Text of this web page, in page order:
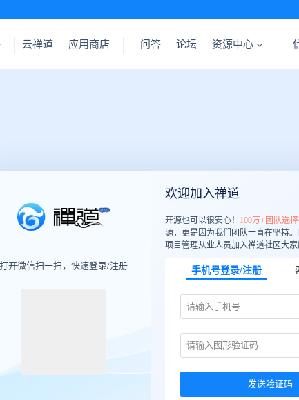
云禅道 应用商店 问答 论坛 资源中心
打开微信扫一扫，快速登录/注册
欢迎加入禅道
开源也可以很安心！ 100万+团队选
源，更是因为我们团队一直在坚持
项目管理从业人员加入禅道社区大家
手机号登录/注册
发送验证码